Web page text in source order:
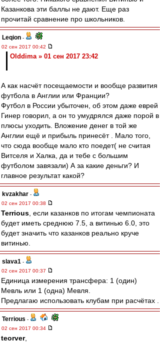
Казанкова эти баллы не дают. Еще раз
прочитай сравнение про школьников.
Leqion -
02 сен 2017 00:42
Olddima » 01 сен 2017 23:42
А как насчёт посещаемости и вообще развития
футбола в Англии или Франции?
Футбол в России убыточен, об этом даже еврей
Гинер говорил, а он то умудрялся даже порой в
плюсы уходить. Вложение денег в той же
Англии ещё и прибыль принесёт . Мало того,
что сюда вообще мало кто поедет( не считая
Витселя и Халка, да и тебе с большим
футболом завязали) А за какие деньги? И
главное результат какой?
kvzakhar -
02 сен 2017 00:38
Terrious , если казанков по итогам чемпионата
будет иметь среднюю 7.5, а витинью 6.0, это
будет значить что казанков реально круче
витинью.
slava1 -
02 сен 2017 00:37
Единица измерения трансфера: 1 (один)
Мевль или 1 (одна) Мевля.
Предлагаю использовать клубам при расчётах .
Terrious -
02 сен 2017 00:34
teorver,